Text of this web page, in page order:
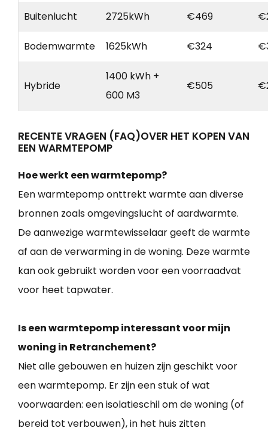
Buitenlucht 2725kWh €469
Bodemwarmte 1625kWh €324
Hybride
1400 kWh +
600 M3
€505
RECENTE VRAGEN (FAQ)OVER HET KOPEN VAN
EEN WARMTEPOMP
Hoe werkt een warmtepomp?
Een warmtepomp onttrekt warmte aan diverse
bronnen zoals omgevingslucht of aardwarmte.
De aanwezige warmtewisselaar geeft de warmte
af aan de verwarming in de woning. Deze warmte
kan ook gebruikt worden voor een voorraadvat
voor heet tapwater.
Is een warmtepomp interessant voor mijn
woning in Retranchement?
Niet alle gebouwen en huizen zijn geschikt voor
een warmtepomp. Er zijn een stuk of wat
voorwaarden: een isolatieschil om de woning (of
bereid tot verbouwen), in het huis zitten